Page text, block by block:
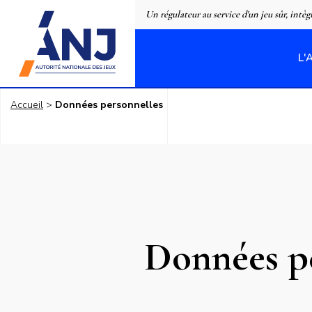
accueil
Un régulateur au service d'un jeu sûr,
Accueil Données personnelles
Données
Panneau de gestion des cookies